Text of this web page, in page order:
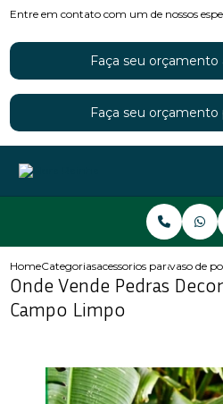
Entre em contato com um de nossos
Faça seu
Faça seu
HomeCategoriasacessorios para jardins
vaso de
Onde Vende Pedras
Campo Limpo